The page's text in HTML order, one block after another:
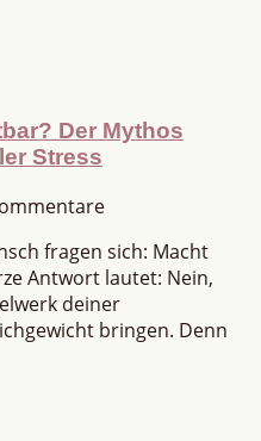
Der Mythos
Stress
fragen sich: Macht
Antwort lautet: Nein,
deiner
bringen. Denn